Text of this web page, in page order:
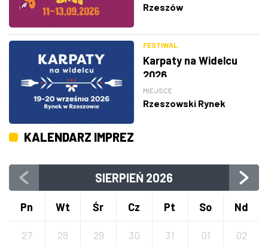
Rzeszów
FESTIWAL
Karpaty na Widelcu
2026
MIEJSCE
Rzeszowski Rynek
KALENDARZ IMPREZ
SIERPIEŃ 2026
Pn Wt Śr Cz Pt So Nd
27 28 29 30 31 01 02